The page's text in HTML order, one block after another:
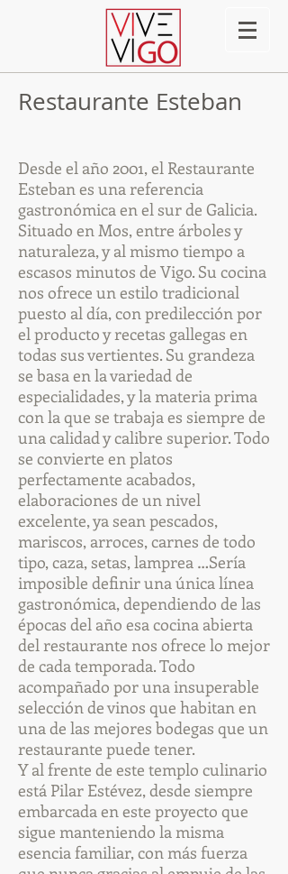
Restaurante Esteban
Desde el año 2001, el Restaurante
Esteban es una referencia
gastronómica en el sur de Galicia.
Situado en Mos, entre árboles y
naturaleza, y al mismo tiempo a
escasos minutos de Vigo. Su cocina
nos ofrece un estilo tradicional
puesto al día, con predilección por
el producto y recetas gallegas en
todas sus vertientes. Su grandeza
se basa en la variedad de
especialidades, y la materia prima
con la que se trabaja es siempre de
una calidad y calibre superior. Todo
se convierte en platos
perfectamente acabados,
elaboraciones de un nivel
excelente, ya sean pescados,
mariscos, arroces, carnes de todo
tipo, caza, setas, lamprea …Sería
imposible definir una única línea
gastronómica, dependiendo de las
épocas del año esa cocina abierta
del restaurante nos ofrece lo mejor
de cada temporada. Todo
acompañado por una insuperable
selección de vinos que habitan en
una de las mejores bodegas que un
restaurante puede tener.
Y al frente de este templo culinario
está Pilar Estévez, desde siempre
embarcada en este proyecto que
sigue manteniendo la misma
esencia familiar, con más fuerza